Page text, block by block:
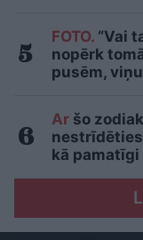
FOTO. “Vai
nopērk
pusēm,
Ar šo
kā